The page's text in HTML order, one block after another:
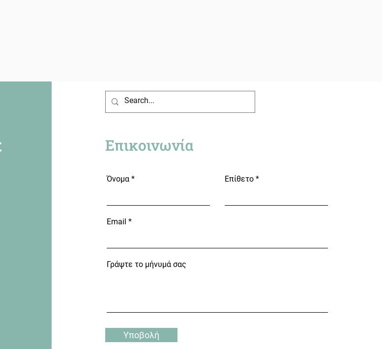
Επικοινωνία
Όνομα Επίθετο
Email
Γράψτε το μήνυμά σας
Υποβολή